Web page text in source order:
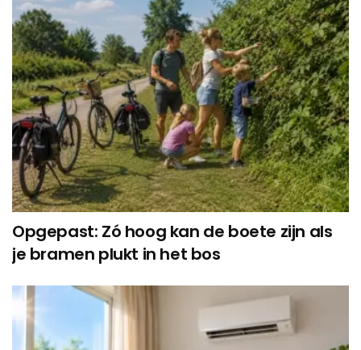
Opgepast: Zó hoog kan de boete zijn als
je bramen plukt in het bos